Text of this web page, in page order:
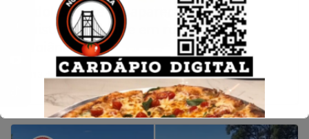
Adolescente desaparece
misteriosamente em rodoviária de
Goiânia
13 de maio de 2024